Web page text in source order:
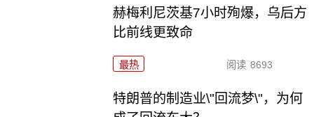
赫梅利尼茨基7小时殉爆，乌后方
比前线更致命
最热 阅读 8693
特朗普的制造业\"回流梦\"，为何